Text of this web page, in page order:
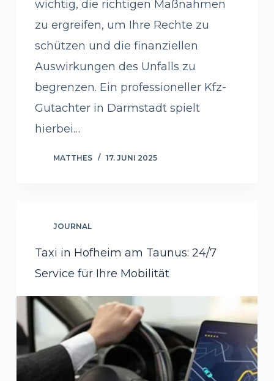
wichtig, die richtigen Maßnahmen
zu ergreifen, um Ihre Rechte zu
schützen und die finanziellen
Auswirkungen des Unfalls zu
begrenzen. Ein professioneller Kfz-
Gutachter in Darmstadt spielt
hierbei…
MATTHES 17. JUNI 2025
JOURNAL
Taxi in Hofheim am Taunus: 24/7
Service für Ihre Mobilität